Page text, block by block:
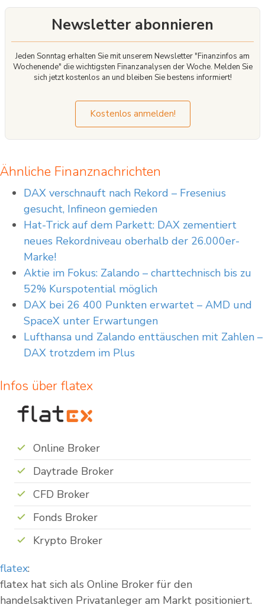
Newsletter abonnieren
Jeden Sonntag erhalten Sie mit unserem Newsletter "Finanzinfos am
Wochenende" die wichtigsten Finanzanalysen der Woche. Melden Sie
sich jetzt kostenlos an und bleiben Sie bestens informiert!
Kostenlos anmelden!
Ähnliche Finanznachrichten
DAX verschnauft nach Rekord – Fresenius
gesucht, Infineon gemieden
Hat-Trick auf dem Parkett: DAX zementiert
neues Rekordniveau oberhalb der 26.000er-
Marke!
Aktie im Fokus: Zalando – charttechnisch bis zu
52% Kurspotential möglich
DAX bei 26 400 Punkten erwartet – AMD und
SpaceX unter Erwartungen
Lufthansa und Zalando enttäuschen mit Zahlen –
DAX trotzdem im Plus
Infos über flatex
Online Broker
Daytrade Broker
CFD Broker
Fonds Broker
Krypto Broker
flatex:
flatex hat sich als Online Broker für den
handelsaktiven Privatanleger am Markt positioniert.